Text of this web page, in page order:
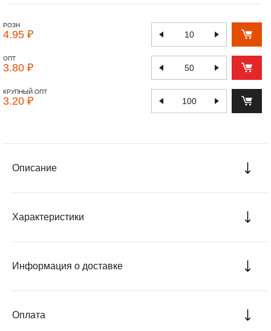
РОЗН
4.95 ₽
ОПТ
3.80 ₽
КРУПНЫЙ ОПТ
3.20 ₽
Описание
Характеристики
Информация о доставке
Оплата